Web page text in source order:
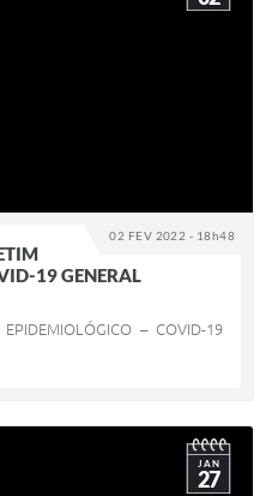
02 FEV 2022 - 18h48
19 GENERAL
– COVID-19
JAN
27